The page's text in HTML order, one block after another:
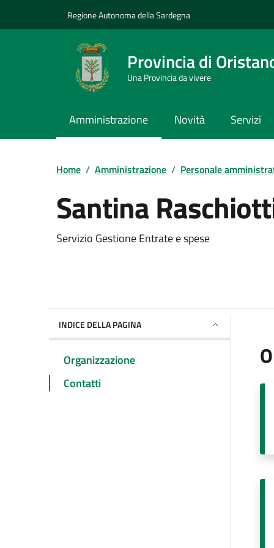
Regione Autonoma della Sardegna
Provincia di
Una Provincia da vivere
Amministrazione Novità Servizi
Home / Amministrazione / Personale
Santina
Dettaglio della
Servizio Gestione Entrate e spese
INDICE DELLA PAGINA
Organizzazione
Contatti